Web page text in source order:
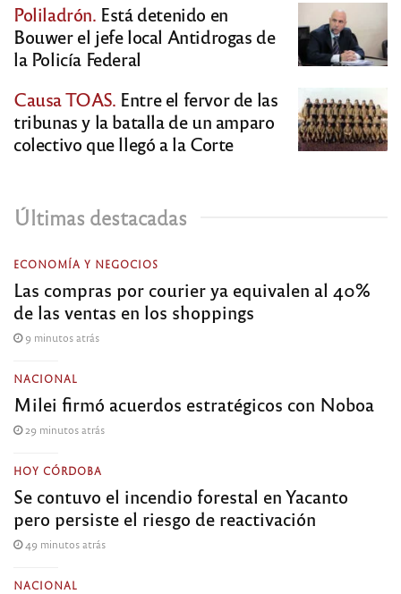
Poliladrón. Está detenido en
Bouwer el jefe local Antidrogas de
la Policía Federal
Causa TOAS. Entre el fervor de las
tribunas y la batalla de un amparo
colectivo que llegó a la Corte
Últimas destacadas
ECONOMÍA Y NEGOCIOS
Las compras por courier ya equivalen al 40%
de las ventas en los shoppings
9 minutos atrás
NACIONAL
Milei firmó acuerdos estratégicos con Noboa
29 minutos atrás
HOY CÓRDOBA
Se contuvo el incendio forestal en Yacanto
pero persiste el riesgo de reactivación
49 minutos atrás
NACIONAL